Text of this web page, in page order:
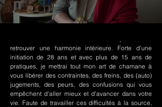
retrouver une harmonie intérieure. Forte d'une
initiation de 28 ans et avec plus de 15 ans de
pratiques, je mettrai tout mon art de chamane à
vous libérer des contraintes, des freins, des (auto)
jugements, des peurs, des confusions qui vous
empêchent d'aller mieux et d'avancer dans votre
vie. Faute de travailler ces difficultés à la source,